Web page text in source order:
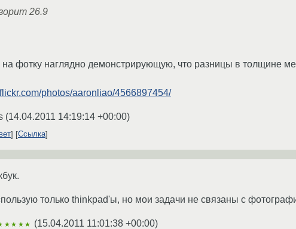
26.9
на фотку наглядно демонстрирующую, что разницы в толщине
photos/aaronliao/4566897454/
(14.04.2011 14:19:14 +00:00)
Ссылка
только thinkpad'ы, но мои задачи не связаны с
(15.04.2011 11:01:38 +00:00)